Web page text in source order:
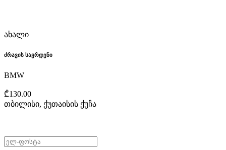
ახალი
ძრავის საყრდენი
BMW
₾130.00
თბილისი, ქუთაისის ქუჩა